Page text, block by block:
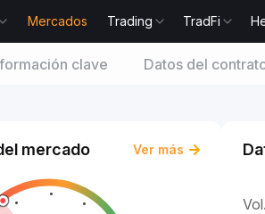
Mercados Trading TradFi
clave Datos del
mercado Ver más